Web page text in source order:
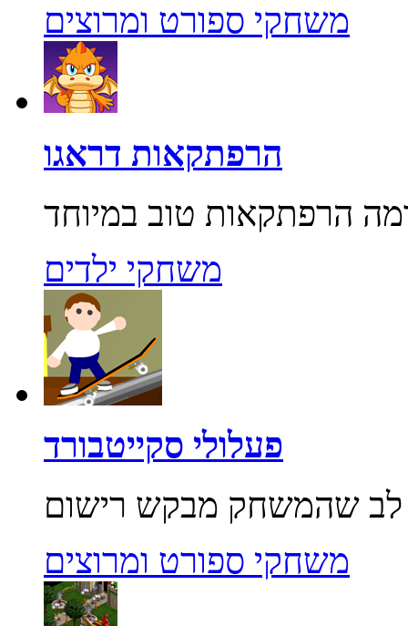
משחקי ספורט ומרוצים
הרפתקאות דראגו
משחקי ילדים
פעלולי סקייטבורד
משחקי ספורט ומרוצים